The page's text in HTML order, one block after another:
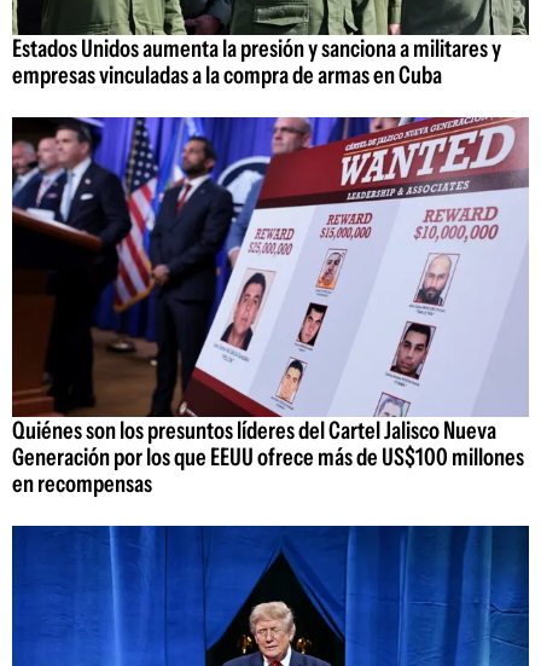
Estados Unidos aumenta la presión y sanciona a militares y
empresas vinculadas a la compra de armas en Cuba
Quiénes son los presuntos líderes del Cartel Jalisco Nueva
Generación por los que EEUU ofrece más de US$100 millones
en recompensas